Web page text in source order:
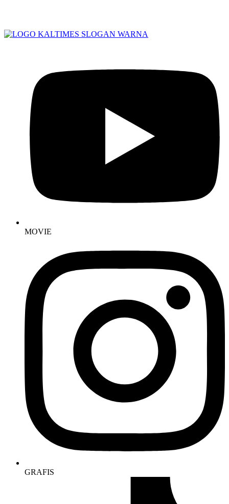
MOVIE
GRAFIS